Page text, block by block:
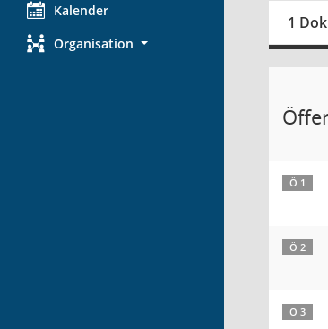
Kalender
Organisation
1
Ö 1
Ö 2
Ö 3